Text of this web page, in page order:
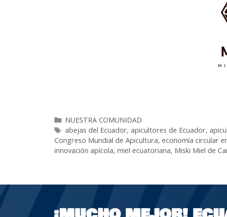
NUESTRA COMUNIDAD
abejas del Ecuador, apicultores de Ecuador,
Congreso Mundial de Apicultura, economía circular
innovación apícola, miel ecuatoriana, Miski Miel de